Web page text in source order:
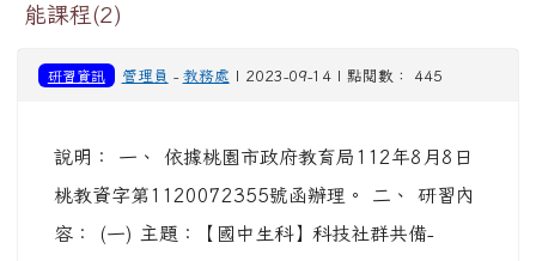
能課程(2)
研習資訊 管理員 - 教務處 | 2023-09-14 | 點閱數： 445
說明： 一、 依據桃園市政府教育局112年8月8日
桃教資字第1120072355號函辦理。 二、 研習內
容： (一) 主題：【國中生科】科技社群共備-